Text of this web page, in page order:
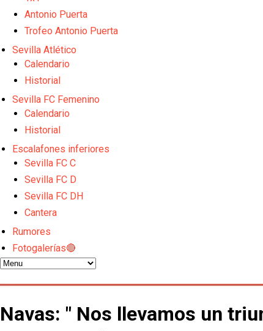
Opinión | "Carta abierta a Alberto Flores" por Rafa
El Sevilla oficializa el traspaso de Sow
Diomande ya es madridista mientras Rodri agita
Antonio Puerta
Trofeo Antonio Puerta
Sevilla Atlético
Calendario
Historial
Sevilla FC Femenino
Calendario
Historial
Escalafones inferiores
Sevilla FC C
Sevilla FC D
Sevilla FC DH
Cantera
Rumores
Fotogalerías🔴
Navas: " Nos llevamos un